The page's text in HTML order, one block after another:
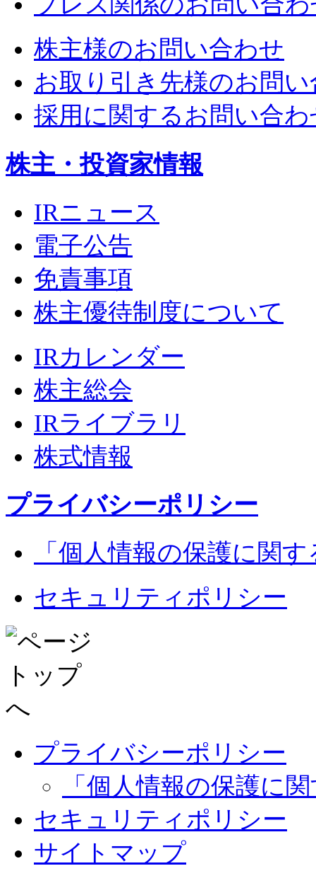
株主様のお問い合わせ
お取り引き先様のお問
採用に関するお問い合わ
株主・投資家情報
IRニュース
電子公告
免責事項
株主優待制度について
IRカレンダー
株主総会
IRライブラリ
株式情報
プライバシーポリシー
「個人情報の保護に関
セキュリティポリシー
プライバシーポリシー
「個人情報の保護に
セキュリティポリシー
サイトマップ